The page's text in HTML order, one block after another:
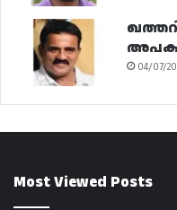
04/07/
Most Viewed Posts